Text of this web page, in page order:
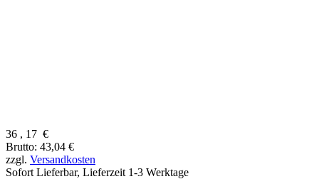
36 , 17 €
Brutto: 43,04 €
zzgl. Versandkosten
Sofort Lieferbar, Lieferzeit 1-3 Werktage